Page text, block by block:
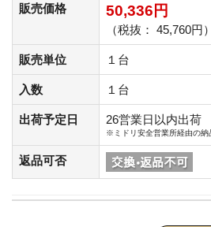
販売価格 50,336円
（税抜： 45,760円）
販売単位 １台
入数 １台
出荷予定日 26営業日以内出荷
※ミドリ安全営業所経由の納
返品可否